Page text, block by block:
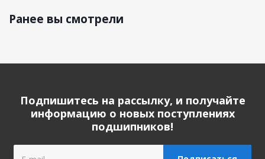
Ранее вы смотрели
Подпишитесь на рассылку, и получайте
информацию о новых поступлениях
подшипников!